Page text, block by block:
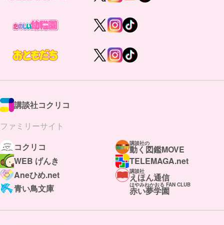
講談社コクリコ
ファミリーサイト
コクリコ
講談社の
動く図鑑MOVE
WEB げんき
TELEMAGA.net
Aneひめ.net
講談社
えほん通信
青い鳥文庫
はやみねかおる FAN CLUB
赤い夢学園